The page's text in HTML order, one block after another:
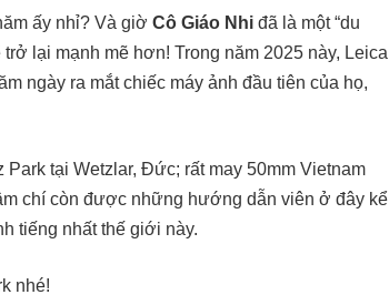
ấy nhỉ? Và giờ Cô Giáo Nhi đã là một “du
lại mạnh mẽ hơn! Trong năm 2025 này, Leica
ngày ra mắt chiếc máy ảnh đầu tiên của họ,
tại Wetzlar, Đức; rất may 50mm Vietnam
chí còn được những hướng dẫn viên ở đây kể
tiếng nhất thế giới này.
nhé!